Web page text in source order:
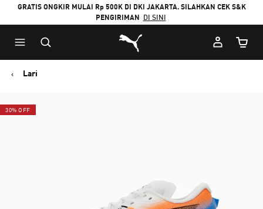
GRATIS ONGKIR MULAI Rp 500K DI DKI JAKARTA. SILAHKAN CEK S&K
PENGIRIMAN DI SINI
Puma Beranda
Lari
30% OFF